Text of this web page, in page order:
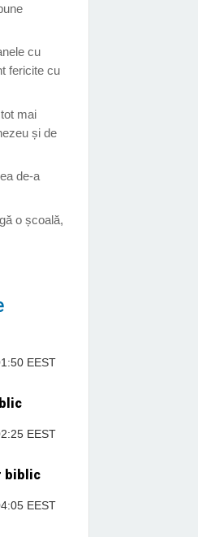
cu
fericite cu
mai
și de
de-a
o școală,
EEST
EEST
biblic
EEST